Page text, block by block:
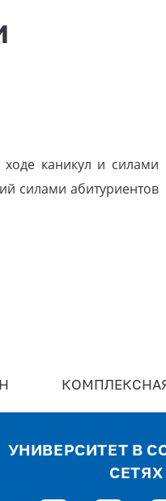
каникул и силами
силами абитуриентов
УНИВЕРСИТЕТ В
СЕТЯХ